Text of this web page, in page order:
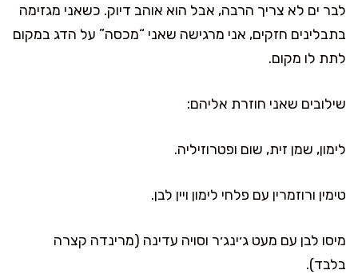
לבר ים לא צריך הרבה, אבל הוא אוהב דיוק. כשאני מגזימה
בתבלינים חזקים, אני מרגישה שאני “מכסה” על הדג במקום
לתת לו מקום.
שילובים שאני חוזרת אליהם:
לימון, שמן זית, שום ופטרוזיליה.
טימין ורוזמרין עם פלחי לימון ויין לבן.
מיסו לבן עם מעט ג׳ינג׳ר וסויה עדינה (מרינדה קצרה
בלבד).